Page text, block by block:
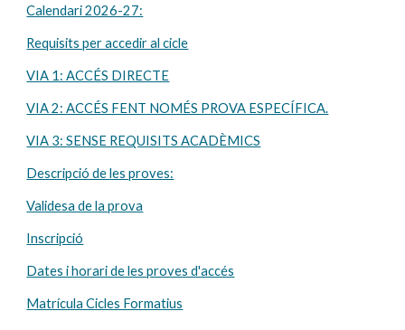
Calendari 2026-27:
Requisits per accedir al cicle
VIA 1: ACCÉS DIRECTE
VIA 2: ACCÉS FENT NOMÉS PROVA ESPECÍFICA.
VIA 3: SENSE REQUISITS ACADÈMICS
Descripció de les proves:
Validesa de la prova
Inscripció
Dates i horari de les proves d'accés
Matrícula Cicles Formatius